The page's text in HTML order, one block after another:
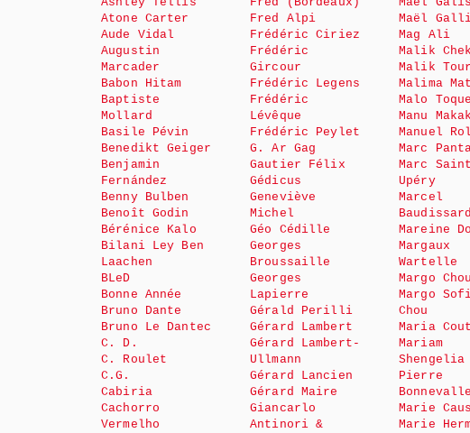
Atone Carter
Aude Vidal
Augustin
Marcader
Babon Hitam
Baptiste
Mollard
Basile Pévin
Benedikt Geiger
Benjamin
Fernández
Benny Bulben
Benoît Godin
Bérénice Kalo
Bilani Ley Ben
Laachen
BLeD
Bonne Année
Bruno Dante
Bruno Le Dantec
C. D.
C. Roulet
C.G.
Cabiria
Cachorro
Vermelho
Fred Alpi
Frédéric Ciriez
Frédéric
Gircour
Frédéric Legens
Frédéric
Lévêque
Frédéric Peylet
G. Ar Gag
Gautier Félix
Gédicus
Geneviève
Michel
Géo Cédille
Georges
Broussaille
Georges
Lapierre
Gérald Perilli
Gérard Lambert
Gérard Lambert-
Ullmann
Gérard Lancien
Gérard Maire
Giancarlo
Antinori &
Maël
Mag Ali
Malik
Malik
Malima
Malo
Manu Makak
Manuel
Marc
Marc
Upéry
Marcel
Baudissard
Mareine
Margaux
Wartelle
Margo Chou
Margo
Chou
Maria
Mariam
Shengelia
Pierre
Bonnevalle
Marie
Marie